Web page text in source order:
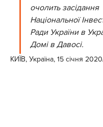
очолить засідання
Національної
Ради України в
Домі в Давосі.
КИЇВ, Україна, 15 січня